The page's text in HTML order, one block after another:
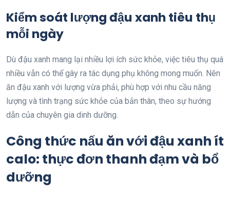
Kiểm soát lượng đậu xanh tiêu thụ
mỗi ngày
Dù đậu xanh mang lại nhiều lợi ích sức khỏe, việc tiêu thụ quá
nhiều vẫn có thể gây ra tác dụng phụ không mong muốn. Nên
ăn đậu xanh với lượng vừa phải, phù hợp với nhu cầu năng
lượng và tình trạng sức khỏe của bản thân, theo sự hướng
dẫn của chuyên gia dinh dưỡng.
Công thức nấu ăn với đậu xanh ít
calo: thực đơn thanh đạm và bổ
dưỡng